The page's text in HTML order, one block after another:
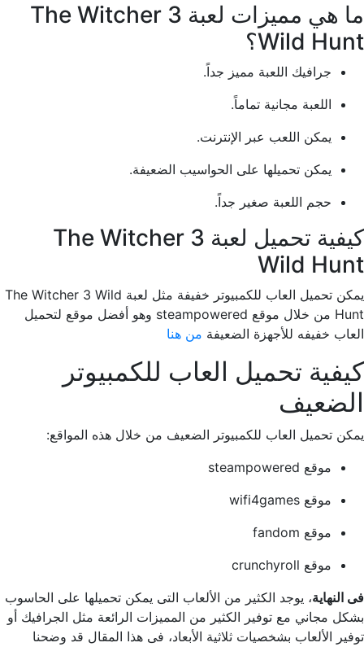
ما هي مميزات لعبة The Witcher 3
Wild Hunt؟
جرافيك اللعبة مميز جداً.
اللعبة مجانية تماماً.
يمكن اللعب عبر الإنترنت.
يمكن تحميلها على الحواسيب الضعيفة.
حجم اللعبة صغير جداً.
كيفية تحميل لعبة The Witcher 3
Wild Hunt
يمكن تحميل العاب للكمبيوتر خفيفة مثل لعبة The Witcher 3 Wild
Hunt من خلال موقع steampowered وهو أفضل موقع لتحميل
العاب خفيفه للأجهزة الضعيفة من هنا
كيفية تحميل العاب للكمبيوتر
الضعيف
يمكن تحميل العاب للكمبيوتر الضعيف من خلال هذه المواقع:
موقع steampowered
موقع wifi4games
موقع fandom
موقع crunchyroll
فى النهاية، يوجد الكثير من الألعاب التى يمكن تحميلها على الحاسوب
بشكل مجاني مع توفير الكثير من المميزات الرائعة مثل الجرافيك أو
توفير الألعاب بشخصيات ثلاثية الأبعاد، فى هذا المقال قد وضحنا